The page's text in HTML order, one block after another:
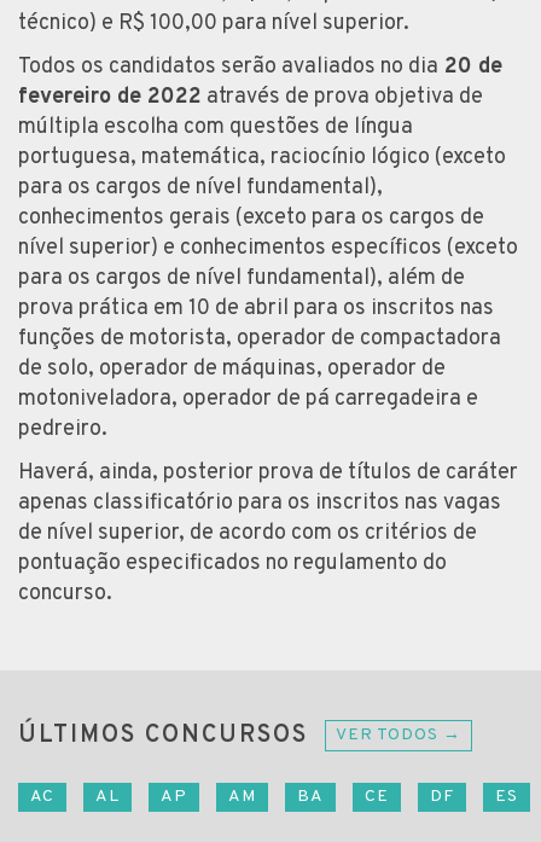
técnico) e R$ 100,00 para nível superior.
Todos os candidatos serão avaliados no dia 20 de
fevereiro de 2022 através de prova objetiva de
múltipla escolha com questões de língua
portuguesa, matemática, raciocínio lógico (exceto
para os cargos de nível fundamental),
conhecimentos gerais (exceto para os cargos de
nível superior) e conhecimentos específicos (exceto
para os cargos de nível fundamental), além de
prova prática em 10 de abril para os inscritos nas
funções de motorista, operador de compactadora
de solo, operador de máquinas, operador de
motoniveladora, operador de pá carregadeira e
pedreiro.
Haverá, ainda, posterior prova de títulos de caráter
apenas classificatório para os inscritos nas vagas
de nível superior, de acordo com os critérios de
pontuação especificados no regulamento do
concurso.
ÚLTIMOS CONCURSOS VER TODOS →
AC AL AP AM BA CE DF ES